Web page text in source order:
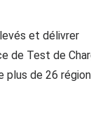
et délivrer
de Test de
de 26